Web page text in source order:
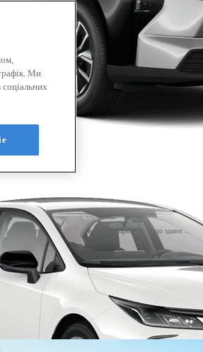
спортивні вершини. Ви можете вірити в те, що здатні
Ми